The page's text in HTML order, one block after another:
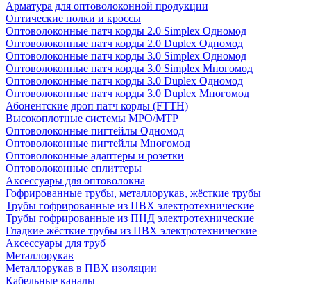
Арматура для оптоволоконной продукции
Оптические полки и кроссы
Оптоволоконные патч корды 2.0 Simplex Одномод
Оптоволоконные патч корды 2.0 Duplex Одномод
Оптоволоконные патч корды 3.0 Simplex Одномод
Оптоволоконные патч корды 3.0 Simplex Многомод
Оптоволоконные патч корды 3.0 Duplex Одномод
Оптоволоконные патч корды 3.0 Duplex Многомод
Абонентские дроп патч корды (FTTH)
Высокоплотные системы MPO/MTP
Оптоволоконные пигтейлы Одномод
Оптоволоконные пигтейлы Многомод
Оптоволоконные адаптеры и розетки
Оптоволоконные сплиттеры
Аксессуары для оптоволокна
Гофрированные трубы, металлорукав, жёсткие трубы
Трубы гофрированные из ПВХ электротехнические
Трубы гофрированные из ПНД электротехнические
Гладкие жёсткие трубы из ПВХ электротехнические
Аксессуары для труб
Металлорукав
Металлорукав в ПВХ изоляции
Кабельные каналы